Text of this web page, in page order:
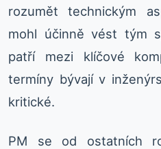
rozumět technickým
mohl účinně vést tým
patří mezi klíčové
termíny bývají v
kritické.
PM se od ostatních